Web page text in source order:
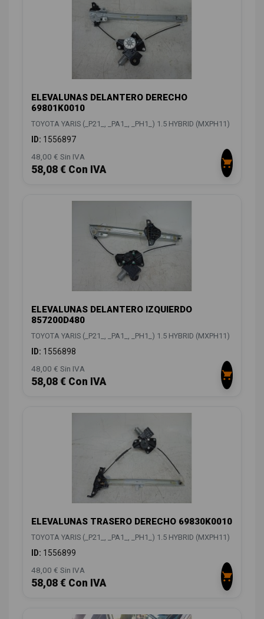
ELEVALUNAS DELANTERO DERECHO
69801K0010
TOYOTA YARIS (_P21_, _PA1_, _PH1_) 1.5 HYBRID (MXPH11)
ID: 1556897
48,00 € Sin IVA
58,08 € Con IVA
ELEVALUNAS DELANTERO IZQUIERDO
857200D480
TOYOTA YARIS (_P21_, _PA1_, _PH1_) 1.5 HYBRID (MXPH11)
ID: 1556898
48,00 € Sin IVA
58,08 € Con IVA
ELEVALUNAS TRASERO DERECHO 69830K0010
TOYOTA YARIS (_P21_, _PA1_, _PH1_) 1.5 HYBRID (MXPH11)
ID: 1556899
48,00 € Sin IVA
58,08 € Con IVA